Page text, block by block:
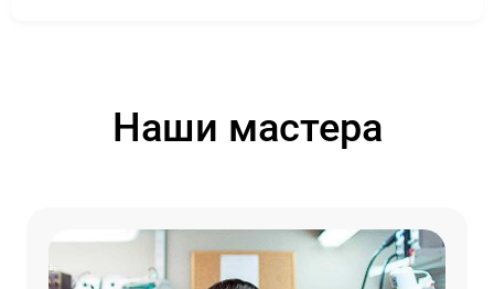
Наши мастера